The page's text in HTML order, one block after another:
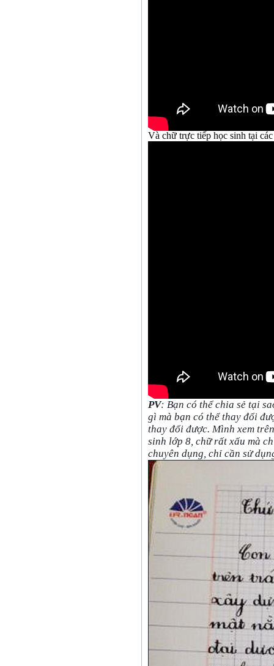
Và chữ trực tiếp học sinh tại
PV: Bạn có thể chia sẻ tại
gì mà bạn có thể thay đổi
thay đổi được. Mình xem
sinh lớp 8, chữ rất xấu mà
chuyên dụng, chỉ cần sử